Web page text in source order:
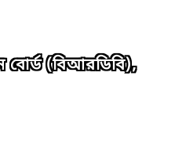
বোর্ড (বিআরডিবি),